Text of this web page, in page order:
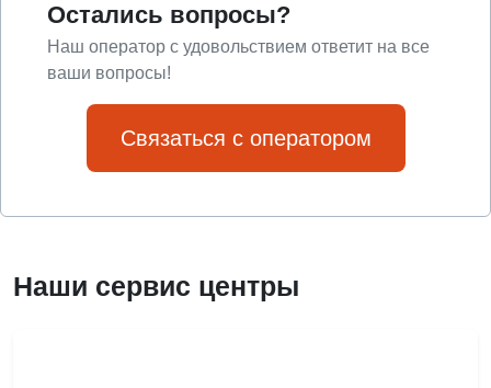
Остались вопросы?
Наш оператор с удовольствием ответит на все
ваши вопросы!
Связаться с оператором
Наши сервис центры